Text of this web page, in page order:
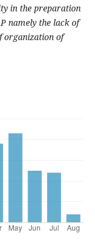
in the preparation
namely the lack of
organization of